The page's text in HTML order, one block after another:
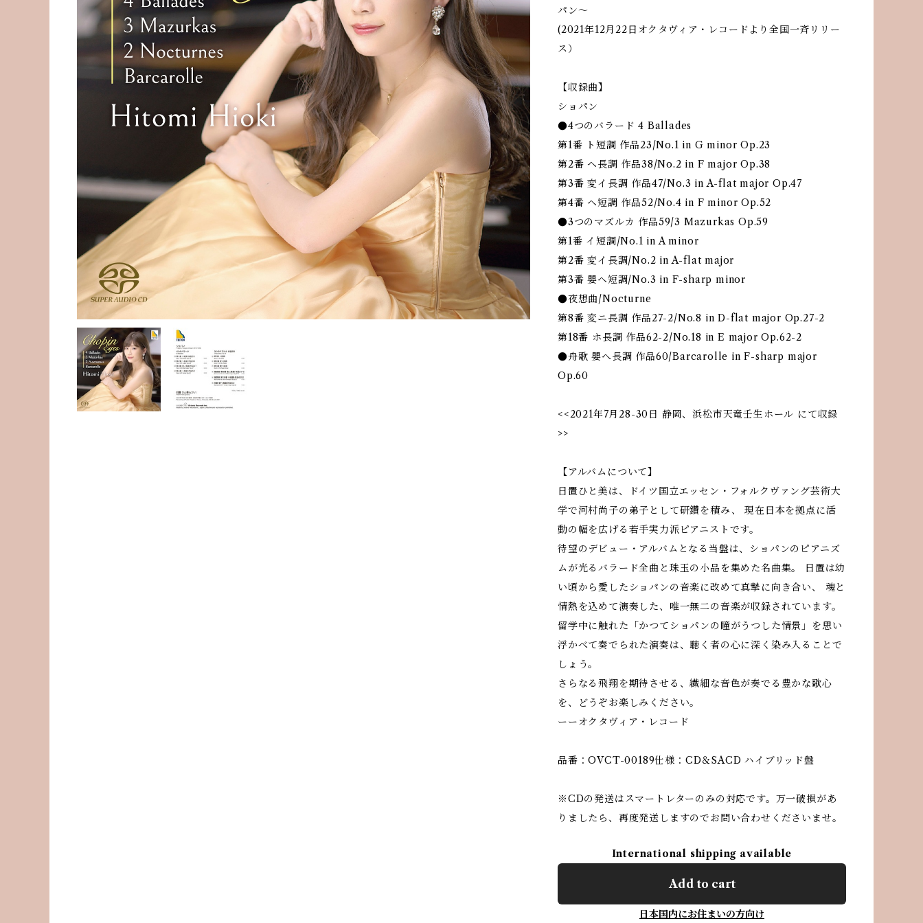
パン〜
(2021年12月22日オクタヴィア・レコードより全国一斉リリー
ス）
【収録曲】
ショパン
●4つのバラード 4 Ballades
第1番 ト短調 作品23/No.1 in G minor Op.23
第2番 ヘ長調 作品38/No.2 in F major Op.38
第3番 変イ長調 作品47/No.3 in A-flat major Op.47
第4番 ヘ短調 作品52/No.4 in F minor Op.52
●3つのマズルカ 作品59/3 Mazurkas Op.59
第1番 イ短調/No.1 in A minor
第2番 変イ長調/No.2 in A-flat major
第3番 嬰ヘ短調/No.3 in F-sharp minor
●夜想曲/Nocturne
第8番 変ニ長調 作品27-2/No.8 in D-flat major Op.27-2
第18番 ホ長調 作品62-2/No.18 in E major Op.62-2
●舟歌 嬰へ長調 作品60/Barcarolle in F-sharp major
Op.60
<<2021年7月28-30日 静岡、浜松市天竜壬生ホール にて収録
>>
【アルバムについて】
日置ひと美は、ドイツ国立エッセン・フォルクヴァング芸術大
学で河村尚子の弟子として研鑽を積み、 現在日本を拠点に活
動の幅を広げる若手実力派ピアニストです。
待望のデビュー・アルバムとなる当盤は、ショパンのピアニズ
ムが光るバラード全曲と珠玉の小品を集めた名曲集。 日置は幼
い頃から愛したショパンの音楽に改めて真摯に向き合い、 魂と
情熱を込めて演奏した、唯一無二の音楽が収録されています。
留学中に触れた「かつてショパンの瞳がうつした情景」を思い
浮かべて奏でられた演奏は、聴く者の心に深く染み入ることで
しょう。
さらなる飛翔を期待させる、繊細な音色が奏でる豊かな歌心
を、どうぞお楽しみください。
ーーオクタヴィア・レコード
品番：OVCT-00189仕様：CD＆SACD ハイブリッド盤
※CDの発送はスマートレターのみの対応です。万一破損があ
りましたら、再度発送しますのでお問い合わせくださいませ。
International shipping available
Add to cart
日本国内にお住まいの方向け